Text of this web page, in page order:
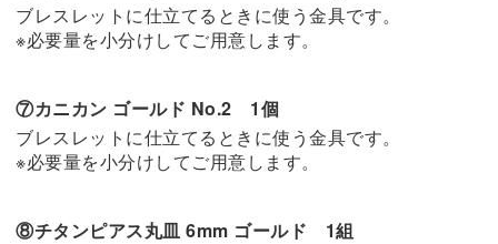
ブレスレットに仕立てるときに使う金具です。
※必要量を小分けしてご用意します。
⑦カニカン ゴールド No.2 1個
ブレスレットに仕立てるときに使う金具です。
※必要量を小分けしてご用意します。
⑧チタンピアス丸皿 6mm ゴールド 1組